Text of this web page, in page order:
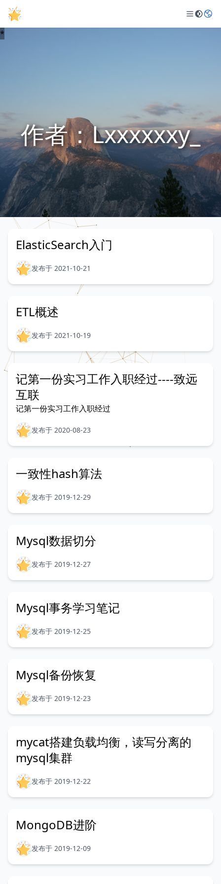
作者：Lxxxxxxy_
ElasticSearch入门
发布于 2021-10-21
ETL概述
发布于 2021-10-19
记第一份实习工作入职经过----致远
互联
记第一份实习工作入职经过
发布于 2020-08-23
一致性hash算法
发布于 2019-12-29
Mysql数据切分
发布于 2019-12-27
Mysql事务学习笔记
发布于 2019-12-25
Mysql备份恢复
发布于 2019-12-23
mycat搭建负载均衡，读写分离的
mysql集群
发布于 2019-12-22
MongoDB进阶
发布于 2019-12-09